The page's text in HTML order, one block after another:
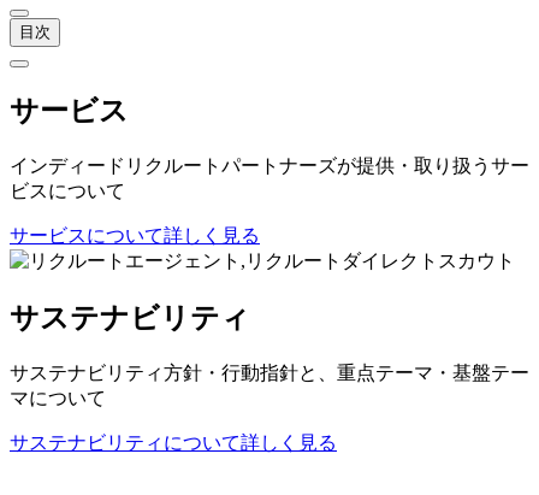
目次
サービス
インディードリクルートパートナーズが提供・取り扱うサー
ビスについて
サービスについて詳しく見る
サステナビリティ
サステナビリティ方針・行動指針と、重点テーマ・基盤テー
マについて
サステナビリティについて詳しく見る